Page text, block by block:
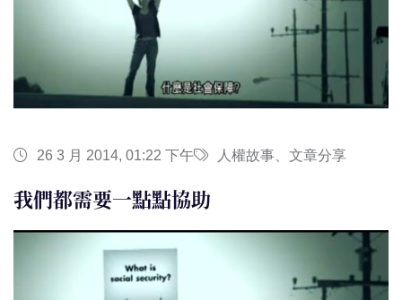
26 3 月 2014, 01:22 下午 人權故事、文章分享
我們都需要一點點協助